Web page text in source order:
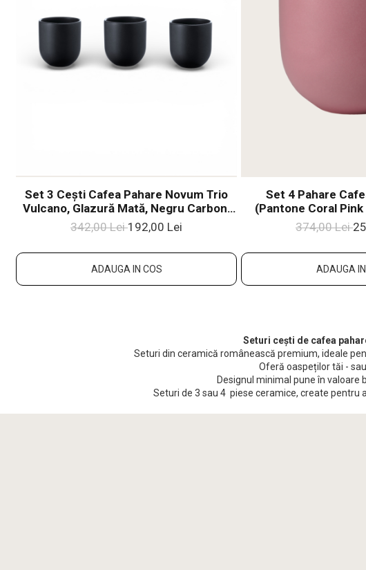
Set 3 Cești Cafea Pahare Novum Trio
Vulcano, Glazură Mată, Negru Carbon,
250ml
342,00 Lei192,00 Lei
ADAUGA IN COS
Set 4 Pahare
(Pantone Coral
Glazuratã
374,00 Lei
ADAUGA
Seturi cești de cafea
Seturi din ceramică românească premium, ideale
Oferă oaspeților tăi -
Designul minimal pune în
Seturi de 3 sau 4 piese ceramice, create